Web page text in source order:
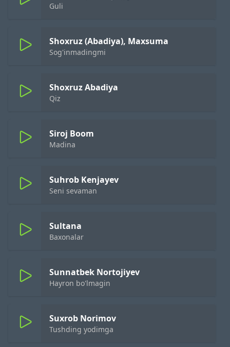
Guli
Shoxruz (Abadiya), Maxsuma
Sog'inmadingmi
Shoxruz Abadiya
Qiz
Siroj Boom
Madina
Suhrob Kenjayev
Seni sevaman
Sultana
Baxonalar
Sunnatbek Nortojiyev
Hayron bo'lmagin
Suxrob Norimov
Tushding yodimga